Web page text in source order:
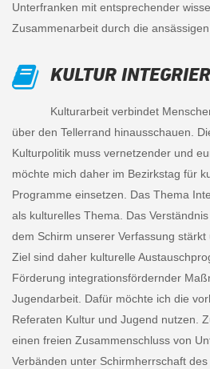
Unterfranken mit entsprechender
Zusammenarbeit durch die
KULTUR
Kulturarbeit verbindet
über den Tellerrand hinausschauen.
Kulturpolitik muss vernetzender und
möchte mich daher im Bezirkstag für
Programme einsetzen. Das Thema
als kulturelles Thema. Das
dem Schirm unserer Verfassung
Ziel sind daher kulturelle
Förderung integrationsfördernder
Jugendarbeit. Dafür möchte ich die
Referaten Kultur und Jugend nutzen.
einen freien Zusammenschluss von
Verbänden unter Schirmherrschaft des